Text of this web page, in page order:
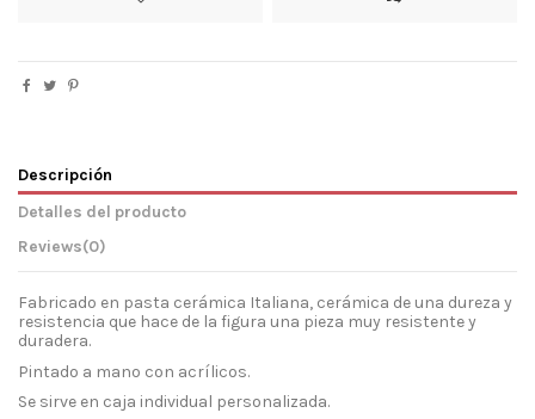
Descripción
Detalles del producto
Reviews(0)
Fabricado en pasta cerámica Italiana, cerámica de una dureza y
resistencia que hace de la figura una pieza muy resistente y
duradera.
Pintado a mano con acrílicos.
Se sirve en caja individual personalizada.